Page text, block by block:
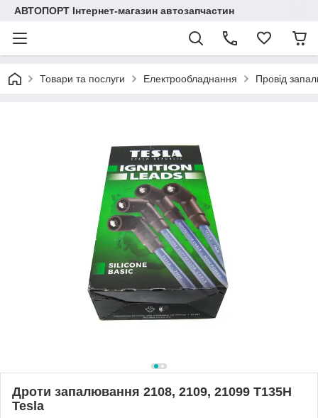
АВТОПОРТ Інтернет-магазин автозапчастин
Товари та послуги Електрообладнання Провід
Дроти запалювання 2108, 2109, 21099 Т135Н
Tesla